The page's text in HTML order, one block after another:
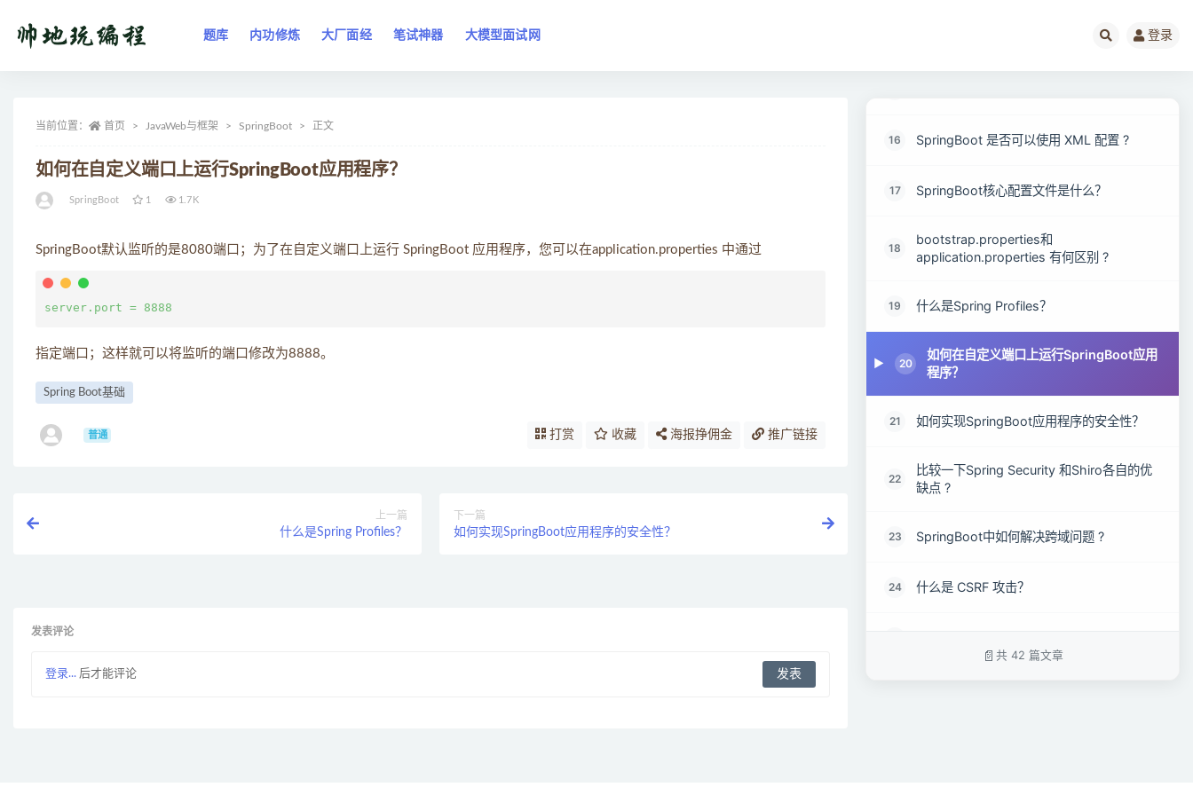
题库 内功修炼 大厂面经 笔试神器 大模型面试网 登录
当前位置： 首页 JavaWeb与框架 SpringBoot 正文
如何在自定义端口上运行SpringBoot应用程序？
SpringBoot 1 1.7K
SpringBoot默认监听的是8080端口；为了在自定义端口上运行 SpringBoot 应用程序，您可以在application.properties 中通过
指定端口；这样就可以将监听的端口修改为8888。
Spring Boot基础
普通 打赏 收藏 海报挣佣金 推广链接
上一篇
什么是Spring Profiles？
下一篇
如何实现SpringBoot应用程序的安全性？
发表评论
登录... 后才能评论
16 SpringBoot 是否可以使用 XML 配置 ?
17 SpringBoot核心配置文件是什么？
18
bootstrap.properties和
application.properties 有何区别 ?
19 什么是Spring Profiles？
20
如何在自定义端口上运行SpringBoot应用
程序？
21 如何实现SpringBoot应用程序的安全性？
22
比较一下Spring Security 和Shiro各自的优
缺点 ?
23 SpringBoot中如何解决跨域问题 ?
24 什么是 CSRF 攻击？
共 42 篇文章